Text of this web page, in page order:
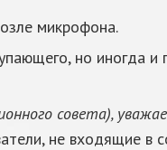
микрофона.
но иногда
совета),
не входящие в